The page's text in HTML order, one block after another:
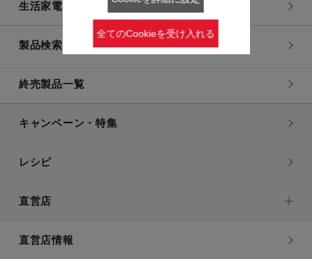
生活家電
製品検索一覧
終売製品一覧
キャンペーン・特集
レシピ
直営店
直営店情報
全てのCookieを受け入れる